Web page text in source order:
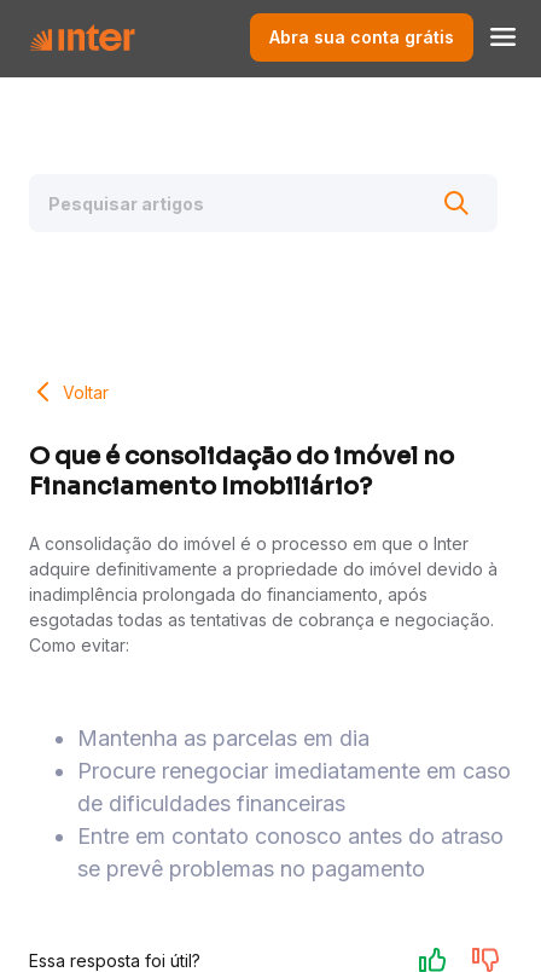
Abra sua conta grátis
Voltar
O que é consolidação do imóvel no
Financiamento Imobiliário?
A consolidação do imóvel é o processo em que o Inter
adquire definitivamente a propriedade do imóvel devido à
inadimplência prolongada do financiamento, após
esgotadas todas as tentativas de cobrança e negociação.
Como evitar:
Mantenha as parcelas em dia
Procure renegociar imediatamente em caso
de dificuldades financeiras
Entre em contato conosco antes do atraso
se prevê problemas no pagamento
Essa resposta foi útil?